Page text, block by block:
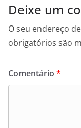
Deixe um
O seu endereço
obrigatórios são
Comentário *